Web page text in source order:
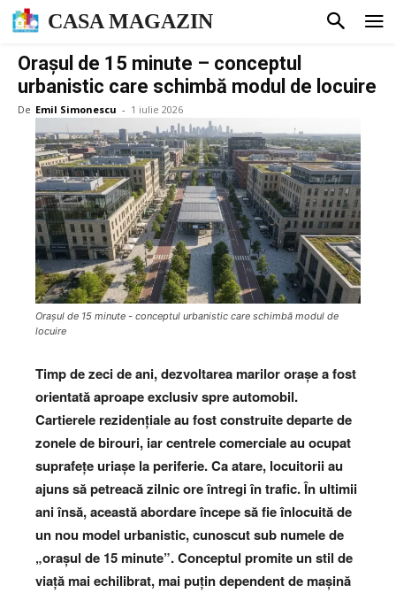
CASA MAGAZIN
Orașul de 15 minute – conceptul
urbanistic care schimbă modul de locuire
De Emil Simonescu - 1 iulie 2026
Orașul de 15 minute - conceptul urbanistic care schimbă modul de
locuire
Timp de zeci de ani, dezvoltarea marilor orașe a fost
orientată aproape exclusiv spre automobil.
Cartierele rezidențiale au fost construite departe de
zonele de birouri, iar centrele comerciale au ocupat
suprafețe uriașe la periferie. Ca atare, locuitorii au
ajuns să petreacă zilnic ore întregi în trafic. În ultimii
ani însă, această abordare începe să fie înlocuită de
un nou model urbanistic, cunoscut sub numele de
„orașul de 15 minute”. Conceptul promite un stil de
viață mai echilibrat, mai puțin dependent de mașină